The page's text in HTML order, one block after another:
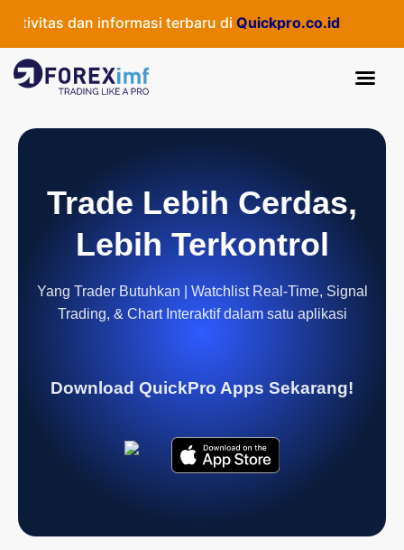
dan informasi terbaru di Quickpro.co.id
Trade Lebih Cerdas,
Lebih Terkontrol
Yang Trader Butuhkan | Watchlist Real-Time, Signal
Trading, & Chart Interaktif dalam satu aplikasi
Download QuickPro Apps Sekarang!